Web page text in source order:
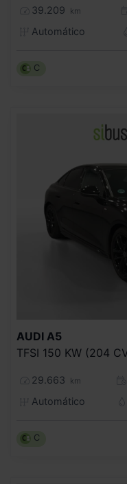
39.209 km
Automático
C
AUDI A5
TFSI 150 KW (204
29.663 km
Automático
C